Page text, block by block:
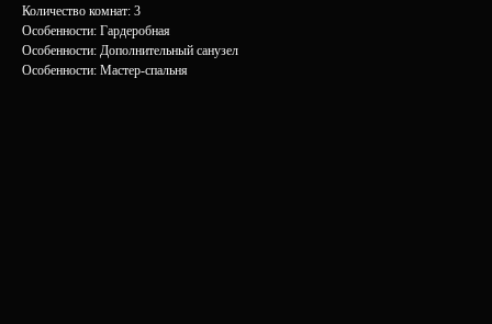
Количество комнат: 3
Особенности: Гардеробная
Особенности: Дополнительный санузел
Особенности: Мастер-спальня